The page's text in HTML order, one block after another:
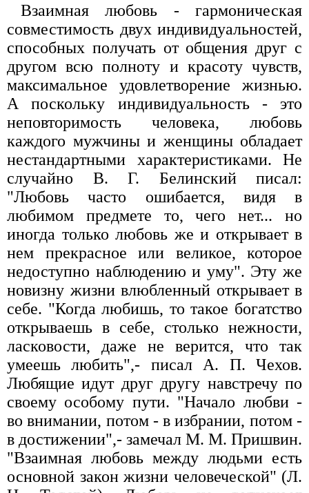
Взаимная любовь - гармоническая
совместимость двух индивидуальностей,
способных получать от общения друг с
другом всю полноту и красоту чувств,
максимальное удовлетворение жизнью.
А поскольку индивидуальность - это
неповторимость человека, любовь
каждого мужчины и женщины обладает
нестандартными характеристиками. Не
случайно В. Г. Белинский писал:
"Любовь часто ошибается, видя в
любимом предмете то, чего нет... но
иногда только любовь же и открывает в
нем прекрасное или великое, которое
недоступно наблюдению и уму". Эту же
новизну жизни влюбленный открывает в
себе. "Когда любишь, то такое богатство
открываешь в себе, столько нежности,
ласковости, даже не верится, что так
умеешь любить",- писал А. П. Чехов.
Любящие идут друг другу навстречу по
своему особому пути. "Начало любви -
во внимании, потом - в избрании, потом -
в достижении",- замечал М. М. Пришвин.
"Взаимная любовь между людьми есть
основной закон жизни человеческой" (Л.